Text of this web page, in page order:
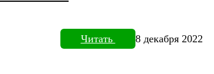
Читать 8 декабря 2022